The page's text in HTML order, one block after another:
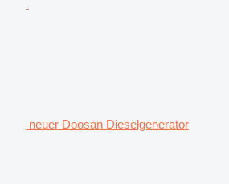
neuer Doosan Dieselgenerator